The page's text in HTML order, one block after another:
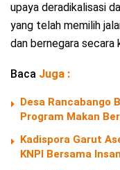
upaya deradikalisasi
yang telah memilih
dan bernegara secara
Baca Juga :
Desa Rancabango
Program Makan
Kadispora Garut
KNPI Bersama